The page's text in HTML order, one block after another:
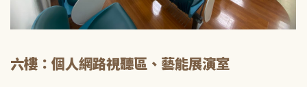
六樓：個人網路視聽區、藝能展演室